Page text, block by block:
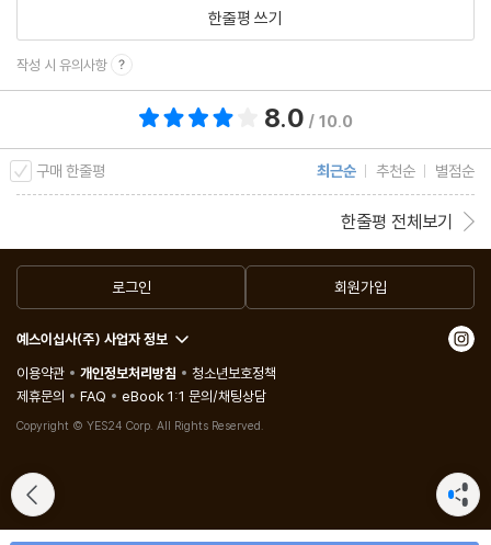
한줄평 쓰기
작성 시 유의사항
8.0 / 10.0
구매 한줄평 최근순 추천순 별점순
한줄평 전체보기
로그인 회원가입
예스이십사(주) 사업자 정보
이용약관
개인정보처리방침
청소년보호정책
제휴문의
FAQ eBook 1:1 문의/채팅상담
Copyright © YES24 Corp. All Rights Reserved.